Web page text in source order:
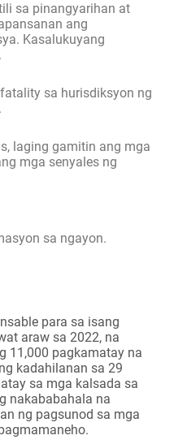
sa pinangyarihan at
ang
Kasalukuyang
sa hurisdiksyon ng
laging gamitin ang mga
mga senyales ng
sa ngayon.
para sa isang
araw sa 2022, na
11,000 pagkamatay na
kadahilanan sa 29
sa mga kalsada sa
nakababahala na
ng pagsunod sa mga